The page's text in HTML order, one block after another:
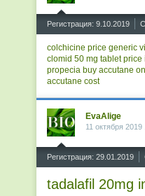
Регистрация: 9.10.2019
colchicine price generic
clomid 50 mg tablet price
propecia buy accutane
accutane cost
EvaAlige
11 октября 2019
Регистрация: 29.01.2019
tadalafil 20mg